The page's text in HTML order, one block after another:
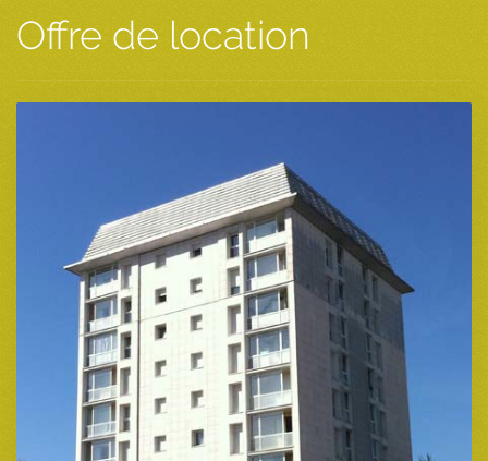
Offre de location